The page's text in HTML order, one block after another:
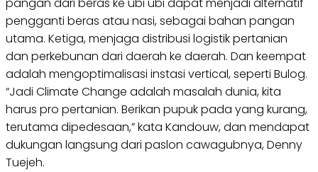
pengganti beras atau nasi, sebagai bahan pangan
utama. Ketiga, menjaga distribusi logistik pertanian
dan perkebunan dari daerah ke daerah. Dan keempat
adalah mengoptimalisasi instasi vertical, seperti Bulog.
“Jadi Climate Change adalah masalah dunia, kita
harus pro pertanian. Berikan pupuk pada yang kurang,
terutama dipedesaan,” kata Kandouw, dan mendapat
dukungan langsung dari paslon cawagubnya, Denny
Tuejeh.